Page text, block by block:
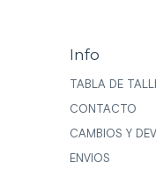
Info
TABLA DE
CONTACTO
CAMBIOS Y
ENVIOS